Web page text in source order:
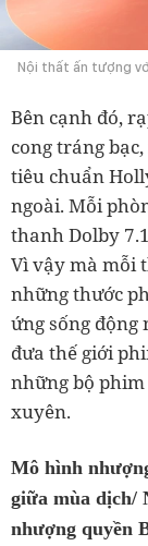
Nội thất ấn tượng
Bên cạnh đó,
cong tráng
tiêu chuẩn
ngoài. Mỗi
thanh Dolby
Vì vậy mà mỗi
những thước
ứng sống động
đưa thế giới
những bộ
xuyên.
Mô hình
giữa mùa dịch/
nhượng quyền